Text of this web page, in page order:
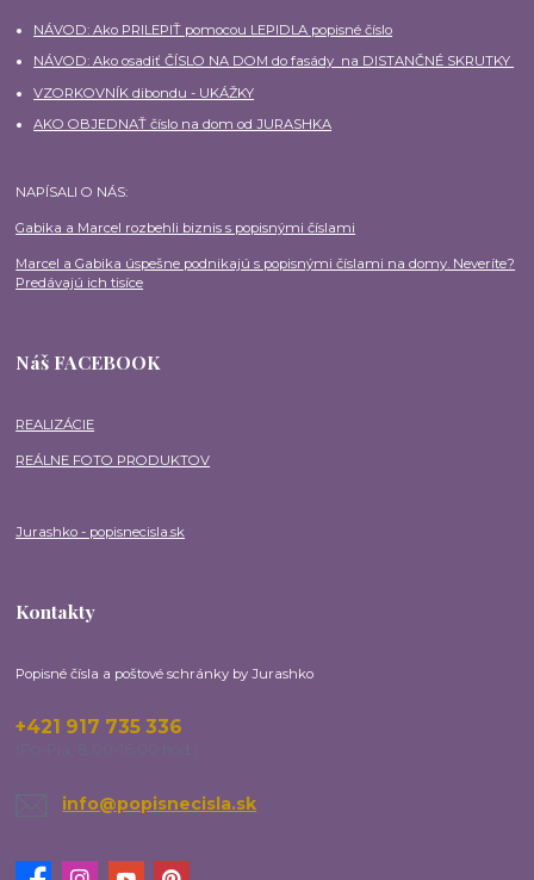
NÁVOD: Ako PRILEPIŤ pomocou LEPIDLA popisné číslo
NÁVOD: Ako osadiť ČÍSLO NA DOM do fasády na DISTANČNÉ SKRUTKY
VZORKOVNÍK dibondu - UKÁŽKY
AKO OBJEDNAŤ číslo na dom od JURASHKA
NAPÍSALI O NÁS:
Gabika a Marcel rozbehli biznis s popisnými číslami
Marcel a Gabika úspešne podnikajú s popisnými číslami na domy. Neveríte?
Predávajú ich tisíce
Náš FACEBOOK
REALIZÁCIE
REÁLNE FOTO PRODUKTOV
Jurashko - popisnecisla.sk
Kontakty
Popisné čísla a poštové schránky by Jurashko
+421 917 735 336
info@popisnecisla.sk